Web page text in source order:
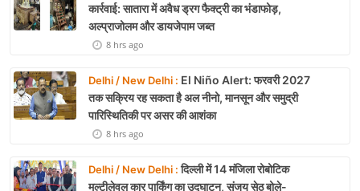
कार्रवाई: सातारा में अवैध ड्रग फैक्ट्री का भंडाफोड़,
अल्प्राजोलम और डायजेपाम जब्त
8 hrs ago
Delhi / New Delhi : El Niño Alert: फरवरी 2027
तक सक्रिय रह सकता है अल नीनो, मानसून और समुद्री
पारिस्थितिकी पर असर की आशंका
8 hrs ago
Delhi / New Delhi :दिल्ली में 14 मंजिला रोबोटिक
मल्टीलेवल कार पार्किंग का उद्घाटन, संजय सेठ बोले-